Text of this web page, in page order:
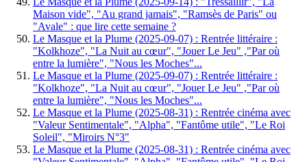
Maison vide", "Au grand jamais", "Ramsès de Paris" ou
"Avale" : que lire cette semaine ?
Le Masque et la Plume (2025-09-07) : Rentrée littéraire :
"Kolkhoze", "La Nuit au cœur", "Jouer Le Jeu" ,"Par où
entre la lumière", "Nous les Moches"...
Le Masque et la Plume (2025-09-07) : Rentrée littéraire :
"Kolkhoze", "La Nuit au cœur", "Jouer Le Jeu" ,"Par où
entre la lumière", "Nous les Moches"...
Le Masque et la Plume (2025-08-31) : Rentrée cinéma avec
"Valeur Sentimentale", "Alpha", "Fantôme utile", "Le Roi
Soleil", "Miroirs N°3"
Le Masque et la Plume (2025-08-31) : Rentrée cinéma avec